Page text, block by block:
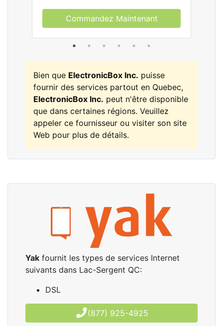
Commandez Maintenant
Bien que ElectronicBox Inc. puisse
fournir des services partout en Quebec,
ElectronicBox Inc. peut n'être disponible
que dans certaines régions. Veuillez
appeler ce fournisseur ou visiter son site
Web pour plus de détails.
Yak fournit les types de services Internet
suivants dans Lac-Sergent QC:
DSL
(877) 925-4925